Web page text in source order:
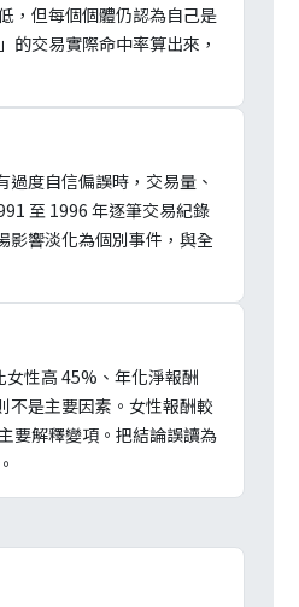
，但每個個體仍認為自己是
的交易實際命中率算出來，
度自信偏誤時，交易量、
至 1996 年逐筆交易紀錄
影響淡化為個別事件，與全
性高 45%、年化淨報酬
不是主要因素。女性報酬較
要解釋變項。把結論誤讀為